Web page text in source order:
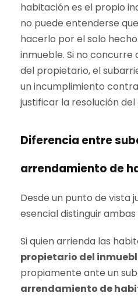
habitación es el propio
no puede entenderse
hacerlo por el solo
inmueble. Si no
del propietario, el
un incumplimiento
justificar la resolución
Diferencia entre
arrendamiento de
Desde un punto de vista
esencial distinguir ambas
Si quien arrienda las
propietario del
propiamente ante un
arrendamiento de